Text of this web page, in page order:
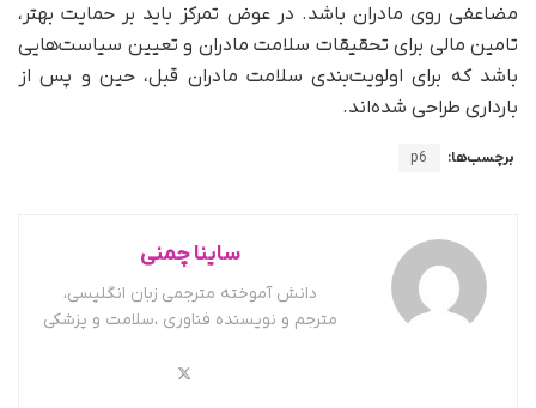
مضاعفی روی مادران باشد. در عوض تمرکز باید بر حمایت بهتر،
تامین مالی برای تحقیقات سلامت مادران و تعیین سیاست‌هایی
باشد که برای اولویت‌بندی سلامت مادران قبل، حین و پس از
بارداری طراحی شده‌اند.
برچسب‌ها: p6
ساینا چمنی
دانش آموخته مترجمی زبان انگلیسی،
مترجم و نویسنده فناوری ،سلامت و پزشکی